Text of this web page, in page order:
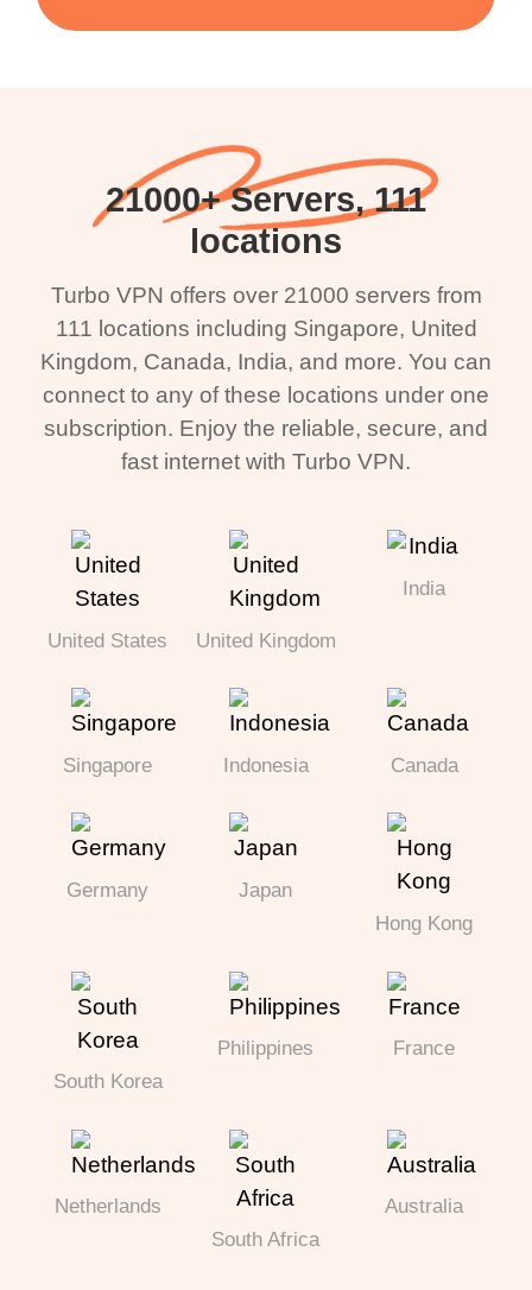
21000+ Servers, 111
locations
Turbo VPN offers over 21000 servers from
111 locations including Singapore, United
Kingdom, Canada, India, and more. You can
connect to any of these locations under one
subscription. Enjoy the reliable, secure, and
fast internet with Turbo VPN.
United States United Kingdom
India
Singapore Indonesia Canada
Germany
Japan
Hong Kong
South Korea
Philippines France
Netherlands
South Africa
Australia